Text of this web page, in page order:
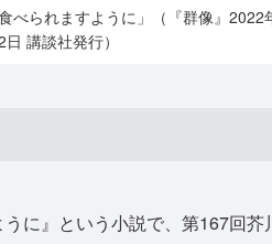
べられますように」（『群像』2022
講談社発行）
に』という小説で、第167回芥